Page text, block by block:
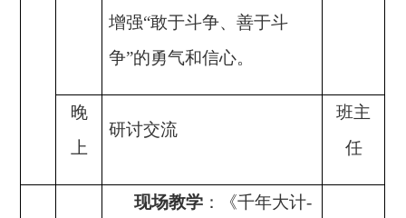
增强“敢于斗争、善于斗
争”的勇气和信心。
晚
上
研讨交流
班主
任
现场教学 ： 《千年大计-